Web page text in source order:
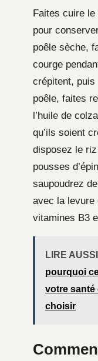
Faites cuire
pour
poêle sèche,
courge
crépitent,
poêle, faites
l’huile de
qu’ils soient
disposez le
pousses
saupoudrez
avec la levure
vitamines B3
LIRE AUSSI
pourquoi
votre santé
choisir